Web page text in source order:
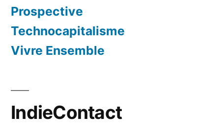
Prospective
Technocapitalisme
Vivre Ensemble
IndieContact